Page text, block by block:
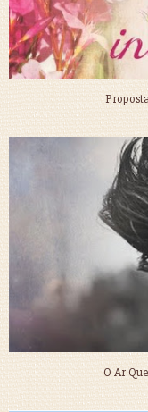
O Ar